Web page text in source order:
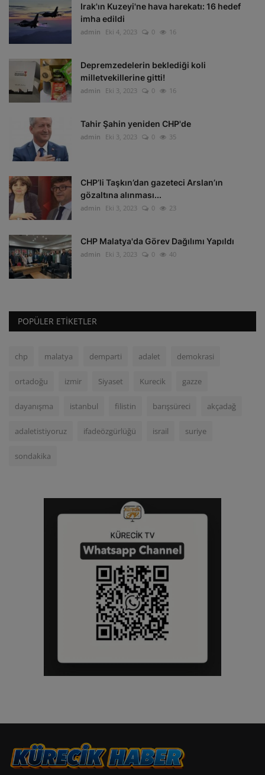
Irak'ın Kuzeyi'ne hava harekatı: 16 hedef
imha edildi
admin Eki 4, 2023 0 16
Depremzedelerin beklediği koli
milletvekillerine gitti!
admin Eki 3, 2023 0 16
Tahir Şahin yeniden CHP'de
admin Eki 3, 2023 0 35
CHP’li Taşkın’dan gazeteci Arslan’ın
gözaltına alınması...
admin Eki 3, 2023 0 23
CHP Malatya'da Görev Dağılımı Yapıldı
admin Eki 3, 2023 0 40
POPÜLER ETIKETLER
chp malatya demparti adalet demokrasi
ortadoğu izmir Siyaset Kurecik gazze
dayanışma istanbul filistin barışsüreci akçadağ
adaletistiyoruz ifadeözgürlüğü israil suriye
sondakika